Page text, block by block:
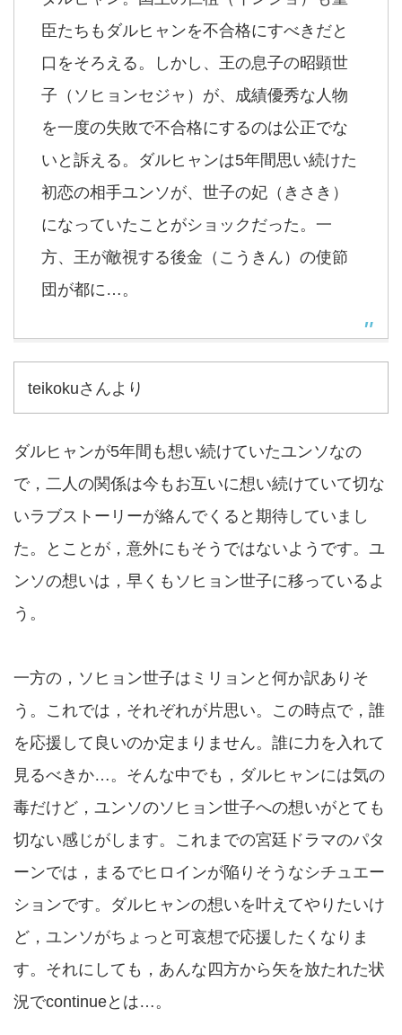
臣たちもダルヒャンを不合格にすべきだと
口をそろえる。しかし、王の息子の昭顕世
子（ソヒョンセジャ）が、成績優秀な人物
を一度の失敗で不合格にするのは公正でな
いと訴える。ダルヒャンは5年間思い続けた
初恋の相手ユンソが、世子の妃（きさき）
になっていたことがショックだった。一
方、王が敵視する後金（こうきん）の使節
団が都に…。
teikokuさんより
ダルヒャンが5年間も想い続けていたユンソなの
で，二人の関係は今もお互いに想い続けていて切な
いラブストーリーが絡んでくると期待していまし
た。とことが，意外にもそうではないようです。ユ
ンソの想いは，早くもソヒョン世子に移っているよ
う。
一方の，ソヒョン世子はミリョンと何か訳ありそ
う。これでは，それぞれが片思い。この時点で，誰
を応援して良いのか定まりません。誰に力を入れて
見るべきか…。そんな中でも，ダルヒャンには気の
毒だけど，ユンソのソヒョン世子への想いがとても
切ない感じがします。これまでの宮廷ドラマのパタ
ーンでは，まるでヒロインが陥りそうなシチュエー
ションです。ダルヒャンの想いを叶えてやりたいけ
ど，ユンソがちょっと可哀想で応援したくなりま
す。それにしても，あんな四方から矢を放たれた状
況でcontinueとは…。